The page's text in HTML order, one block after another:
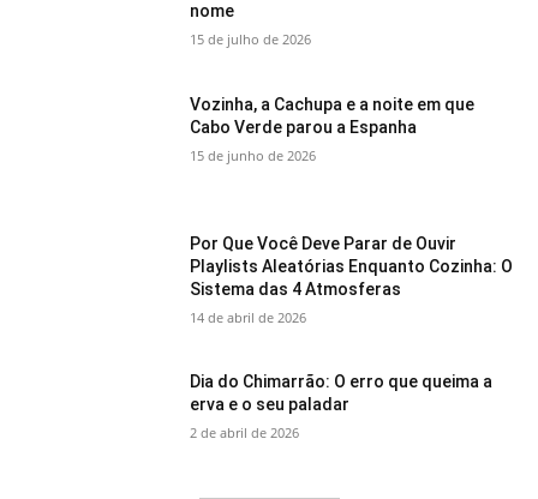
nome
15 de julho de 2026
Vozinha, a Cachupa e a noite em que
Cabo Verde parou a Espanha
15 de junho de 2026
Por Que Você Deve Parar de Ouvir
Playlists Aleatórias Enquanto Cozinha: O
Sistema das 4 Atmosferas
14 de abril de 2026
Dia do Chimarrão: O erro que queima a
erva e o seu paladar
2 de abril de 2026